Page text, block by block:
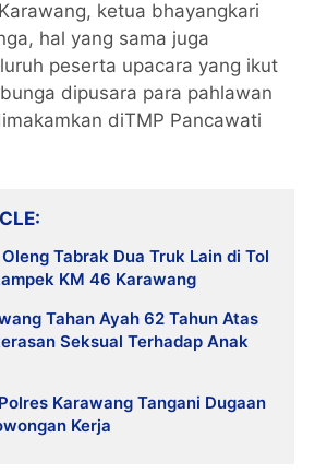
ketua bhayangkari
hal yang sama juga
peserta upacara yang ikut
dipusara para pahlawan
diTMP Pancawati
Tabrak Dua Truk Lain di Tol
KM 46 Karawang
Tahan Ayah 62 Tahun Atas
Seksual Terhadap Anak
Karawang Tangani Dugaan
Kerja